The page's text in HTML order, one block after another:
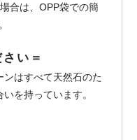
合は、OPP袋での簡
い＝
はすべて天然石のた
を持っています。